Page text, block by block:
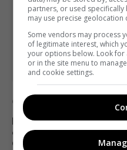
Огляди
Кто выживет в
судьба сериалов
CW
partners, or used
may use precise geolocation
Some vendors may process
of legitimate interest, which
your options below. Look
or in the site menu to
and cookie settings.